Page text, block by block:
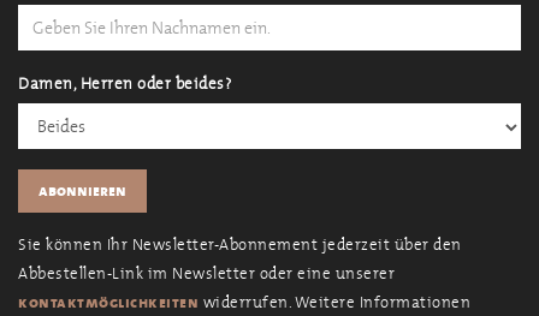
Damen, Herren oder beides?
Sie können Ihr Newsletter-Abonnement jederzeit über den
Abbestellen-Link im Newsletter oder eine unserer
kontaktmöglichkeiten widerrufen. Weitere Informationen